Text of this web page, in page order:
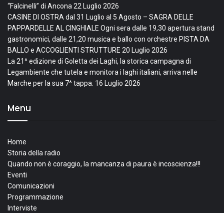
“Falcinelli” di Ancona22 Luglio 2026
CASINE DI OSTRA dal 31 Luglio al 5 Agosto – SAGRA DELLE
PAPPARDELLE AL CINGHIALE Ogni sera dalle 19,30 apertura stand
gastronomici, dalle 21,20 musica e ballo con orchestre PISTA DA
BALLO e ACCOGLIENTI STRUTTURE 20 Luglio 2026
La 21^ edizione di Goletta dei Laghi, la storica campagna di
Legambiente che tutela e monitora i laghi italiani, arriva nelle
Marche per la sua 7^ tappa. 16 Luglio 2026
Menu
Home
Storia della radio
Quando non è coraggio, la mancanza di paura è incoscienza!!!
Eventi
Comunicazioni
Programmazione
Interviste